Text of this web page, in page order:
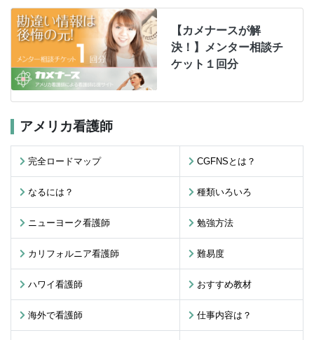
【カメナースが解
決！】メンター相談チ
ケット１回分
アメリカ看護師
完全ロードマップ CGFNSとは？
なるには？ 種類いろいろ
ニューヨーク看護師 勉強方法
カリフォルニア看護師 難易度
ハワイ看護師 おすすめ教材
海外で看護師 仕事内容は？